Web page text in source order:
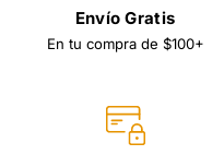
Envío Gratis
En tu compra de $100+